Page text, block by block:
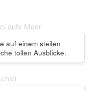
auf einem steilen
tollen Ausblicke.